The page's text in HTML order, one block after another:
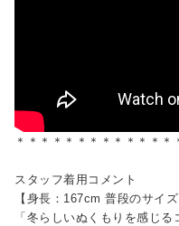
＊＊＊＊＊＊＊＊＊＊＊＊＊
スタッフ着用コメント
【身長：167cm 普段のサイ
「冬らしいぬくもりを感じる